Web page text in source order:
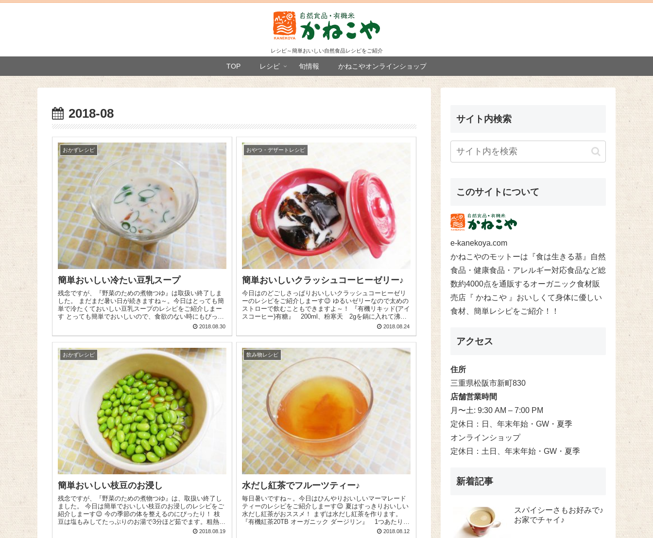
レシピ～簡単おいしい自然食品レシピをご紹介
TOP レシピ 旬情報 かねこやオンラインショップ
2018-08
おかずレシピ
簡単おいしい冷たい豆乳スープ
残念ですが、『野菜のための煮物つゆ』は取扱い終了しま
した。 まだまだ暑い日が続きますね～。今日はとっても簡
単で冷たくておいしい豆乳スープのレシピをご紹介しまー
す とっても簡単でおいしいので、食欲のない時にもぴった
2018.08.30
おやつ・デザートレシピ
簡単おいしいクラッシュコーヒーゼリー♪
今日はのどごしさっぱりおいしいクラッシュコーヒーゼリ
ーのレシピをご紹介しまーす😉 ゆるいゼリーなので太めの
ストローで飲むこともできますよ～！ 『有機リキッド(アイ
スコーヒー)有糖』 200ml、粉寒天 2gを鍋に入れて沸騰
2018.08.24
おかずレシピ
簡単おいしい枝豆のお浸し
残念ですが、『野菜のための煮物つゆ』は、取扱い終了し
ました。 今日は簡単でおいしい枝豆のお浸しのレシピをご
紹介しまーす😉 今の季節の体を整えるのにぴったり！ 枝
豆は塩もみしてたっぷりのお湯で3分ほど茹でます。粗熱が
2018.08.19
飲み物レシピ
水だし紅茶でフルーツティー♪
毎日暑いですね～。今日はひんやりおいしいマーマレード
ティーのレシピをご紹介しまーす😉 夏はすっきりおいしい
水だし紅茶がおススメ！ まずは水だし紅茶を作ります。
『有機紅茶20TB オーガニック ダージリン』 1つあたり
2018.08.12
サイト内検索
このサイトについて
e-kanekoya.com
かねこやのモットーは『食は生きる基』自然
食品・健康食品・アレルギー対応食品など総
数約4000点を通販するオーガニック食材販
売店『 かねこや 』おいしくて身体に優しい
食材、簡単レシピをご紹介！！
アクセス
住所
三重県松阪市新町830
店舗営業時間
月〜土: 9:30 AM – 7:00 PM
定休日：日、年末年始・GW・夏季
オンラインショップ
定休日：土日、年末年始・GW・夏季
新着記事
スパイシーさもお好みで♪
お家でチャイ♪